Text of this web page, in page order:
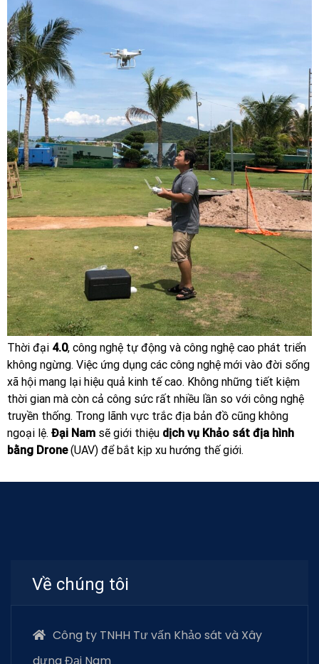
Thời đại 4.0, công nghệ tự động và công nghệ cao phát triển
không ngừng. Việc ứng dụng các công nghệ mới vào đời sống
xã hội mang lại hiệu quả kinh tế cao. Không những tiết kiệm
thời gian mà còn cả công sức rất nhiều lần so với công nghệ
truyền thống. Trong lãnh vực trắc địa bản đồ cũng không
ngoại lệ. Đại Nam sẽ giới thiệu dịch vụ Khảo sát địa hình
bằng Drone(UAV) để bắt kịp xu hướng thế giới.
Về chúng tôi
Công ty TNHH Tư vấn Khảo sát và Xây